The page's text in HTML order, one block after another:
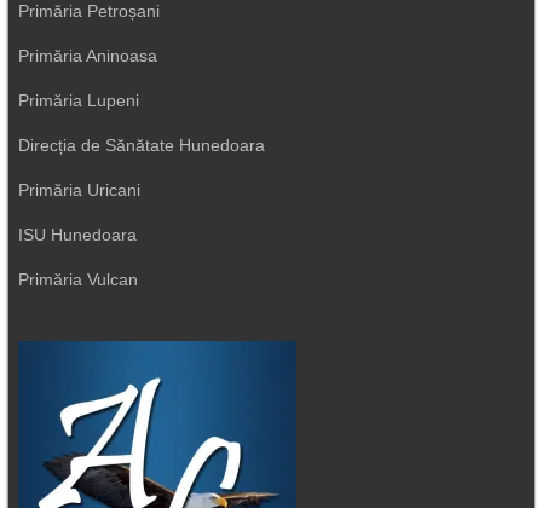
Primăria Petroșani
Primăria Aninoasa
Primăria Lupeni
Direcția de Sănătate Hunedoara
Primăria Uricani
ISU Hunedoara
Primăria Vulcan